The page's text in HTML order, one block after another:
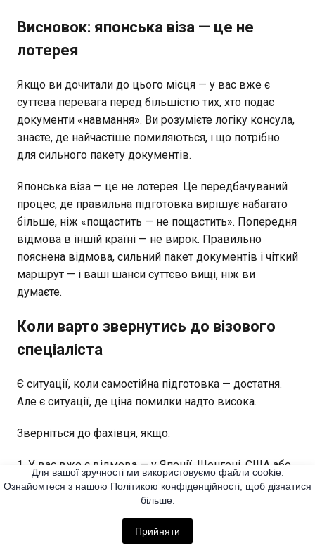
Висновок: японська віза — це не
лотерея
Якщо ви дочитали до цього місця — у вас вже є
суттєва перевага перед більшістю тих, хто подає
документи «навмання». Ви розумієте логіку консула,
знаєте, де найчастіше помиляються, і що потрібно
для сильного пакету документів.
Японська віза — це не лотерея. Це передбачуваний
процес, де правильна підготовка вирішує набагато
більше, ніж «пощастить — не пощастить». Попередня
відмова в іншій країні — не вирок. Правильно
пояснена відмова, сильний пакет документів і чіткий
маршрут — і ваші шанси суттєво вищі, ніж ви
думаєте.
Коли варто звернутись до візового
спеціаліста
Є ситуації, коли самостійна підготовка — достатня.
Але є ситуації, де ціна помилки надто висока.
Зверніться до фахівця, якщо:
У вас вже є відмова — у Японії, Шенгені, США або
будь-якій іншій країні. Повторна відмова без аналізу
причин першої — типовий сценарій.
Ваша фінансова або трудова ситуація нетипова —
ФОП, фрілансер, декрет, нещодавня зміна роботи,
Для вашої зручності ми використовуємо файли cookie.
Ознайомтеся з нашою Політикою конфіденційності, щоб дізнатися
більше.
Прийняти